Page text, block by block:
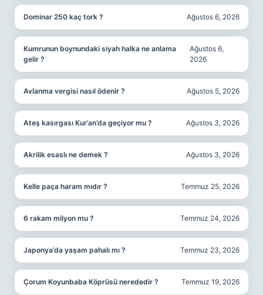
Dominar 250 kaç tork ? Ağustos 6, 2026
Kumrunun boynundaki siyah halka ne anlama
gelir ?
Ağustos 6,
2026
Avlanma vergisi nasıl ödenir ? Ağustos 5, 2026
Ateş kasırgası Kur’an’da geçiyor mu ? Ağustos 3, 2026
Akrilik esaslı ne demek ? Ağustos 3, 2026
Kelle paça haram mıdır ? Temmuz 25, 2026
6 rakam milyon mu ? Temmuz 24, 2026
Japonya’da yaşam pahalı mı ? Temmuz 23, 2026
Çorum Koyunbaba Köprüsü nerededir ? Temmuz 19, 2026